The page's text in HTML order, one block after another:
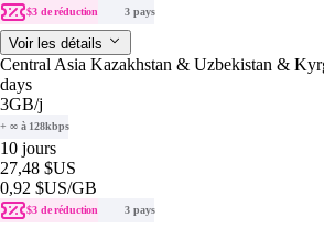
$3 de réduction 3 pays
Voir les détails
Central Asia Kazakhstan & Uzbekistan &
days
3GB/j
+ ∞ à 128kbps
10 jours
27,48 $US
0,92 $US/GB
$3 de réduction 3 pays